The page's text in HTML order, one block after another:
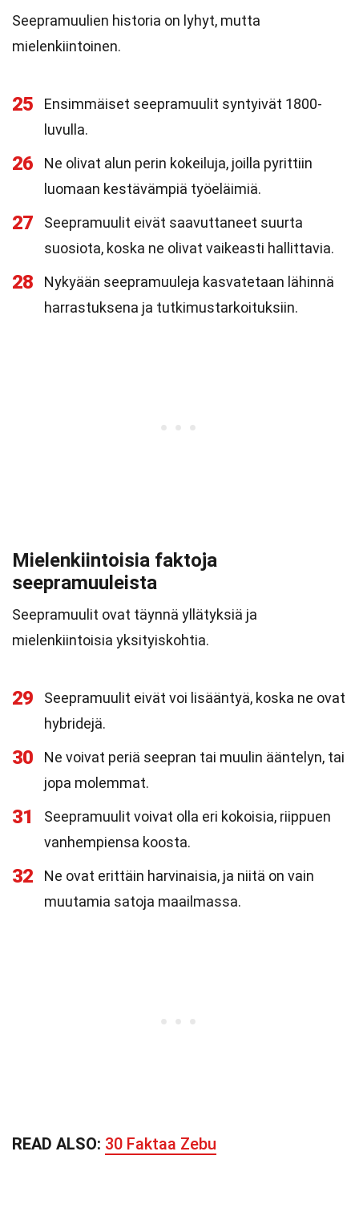
Seepramuulien historia on lyhyt, mutta
mielenkiintoinen.
25
Ensimmäiset seepramuulit syntyivät 1800-
luvulla.
26
Ne olivat alun perin kokeiluja, joilla pyrittiin
luomaan kestävämpiä työeläimiä.
27
Seepramuulit eivät saavuttaneet suurta
suosiota, koska ne olivat vaikeasti hallittavia.
28
Nykyään seepramuuleja kasvatetaan lähinnä
harrastuksena ja tutkimustarkoituksiin.
Mielenkiintoisia faktoja
seepramuuleista
Seepramuulit ovat täynnä yllätyksiä ja
mielenkiintoisia yksityiskohtia.
29
Seepramuulit eivät voi lisääntyä, koska ne ovat
hybridejä.
30
Ne voivat periä seepran tai muulin ääntelyn, tai
jopa molemmat.
31
Seepramuulit voivat olla eri kokoisia, riippuen
vanhempiensa koosta.
32
Ne ovat erittäin harvinaisia, ja niitä on vain
muutamia satoja maailmassa.
READ ALSO: 30 Faktaa Zebu